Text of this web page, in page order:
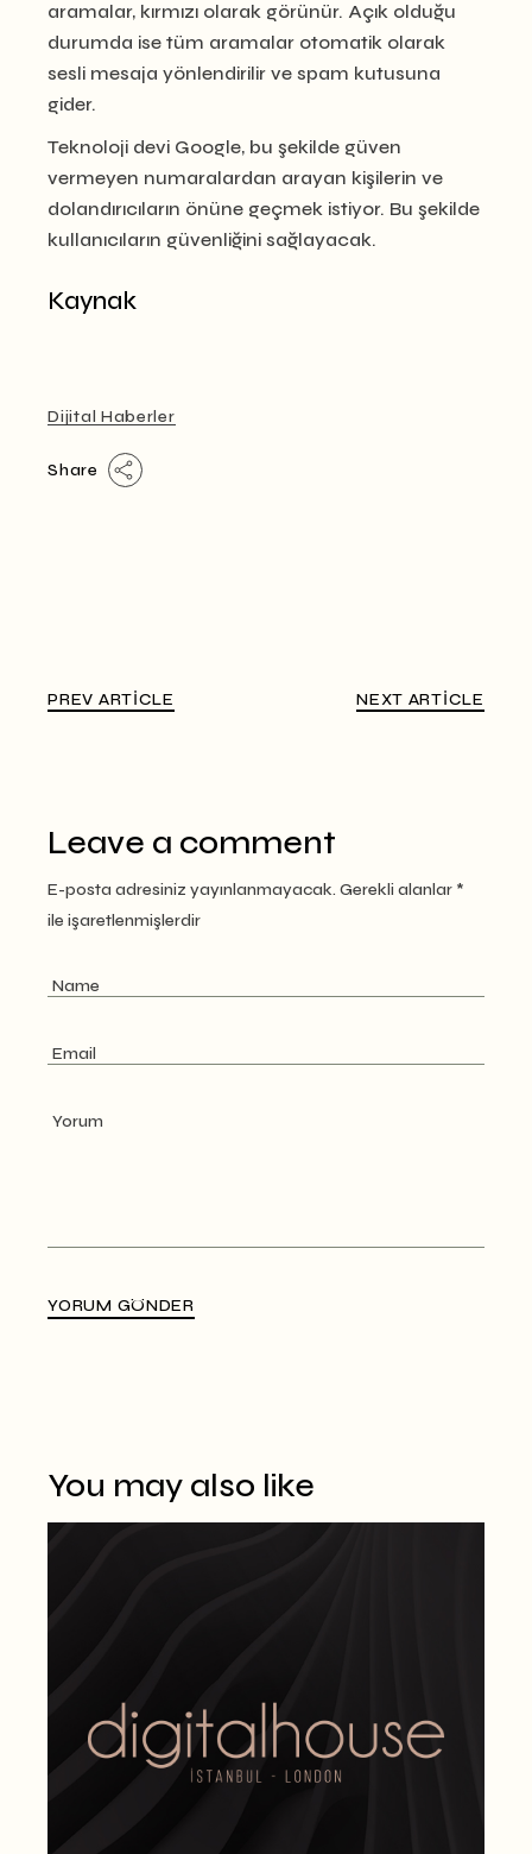
aramalar, kırmızı olarak görünür. Açık olduğu
durumda ise tüm aramalar otomatik olarak
sesli mesaja yönlendirilir ve spam kutusuna
gider.
Teknoloji devi Google, bu şekilde güven
vermeyen numaralardan arayan kişilerin ve
dolandırıcıların önüne geçmek istiyor. Bu şekilde
kullanıcıların güvenliğini sağlayacak.
Kaynak
Dijital Haberler
Share
PREV ARTICLE NEXT ARTICLE
Leave a comment
E-posta adresiniz yayınlanmayacak. Gerekli alanlar *
ile işaretlenmişlerdir
YORUM GÖNDER
You may also like